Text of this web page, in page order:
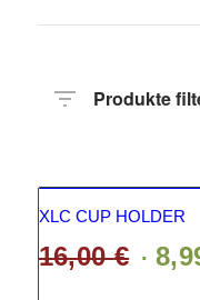
Produkte
XLC CUP HOLDER
16,00€